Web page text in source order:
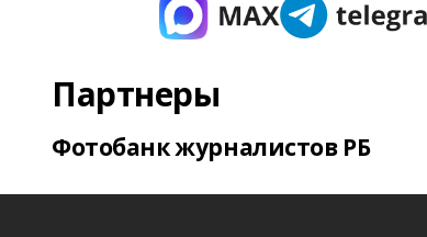
Партнеры
Фотобанк журналистов РБ